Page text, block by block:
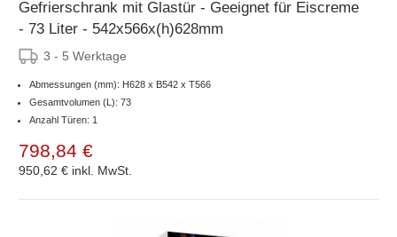
Gefrierschrank mit Glastür - Geeignet für Eiscreme
- 73 Liter - 542x566x(h)628mm
3 - 5 Werktage
Abmessungen (mm): H628 x B542 x T566
Gesamtvolumen (L): 73
Anzahl Türen: 1
798,84 €
950,62 € inkl. MwSt.